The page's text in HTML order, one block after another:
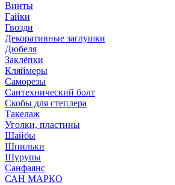
Винты
Гайки
Гвозди
Декоративные заглушки
Дюбеля
Заклёпки
Кляймеры
Саморезы
Сантехнический болт
Скобы для степлера
Такелаж
Уголки, пластины
Шайбы
Шпильки
Шурупы
Санфаянс
САН МАРКО